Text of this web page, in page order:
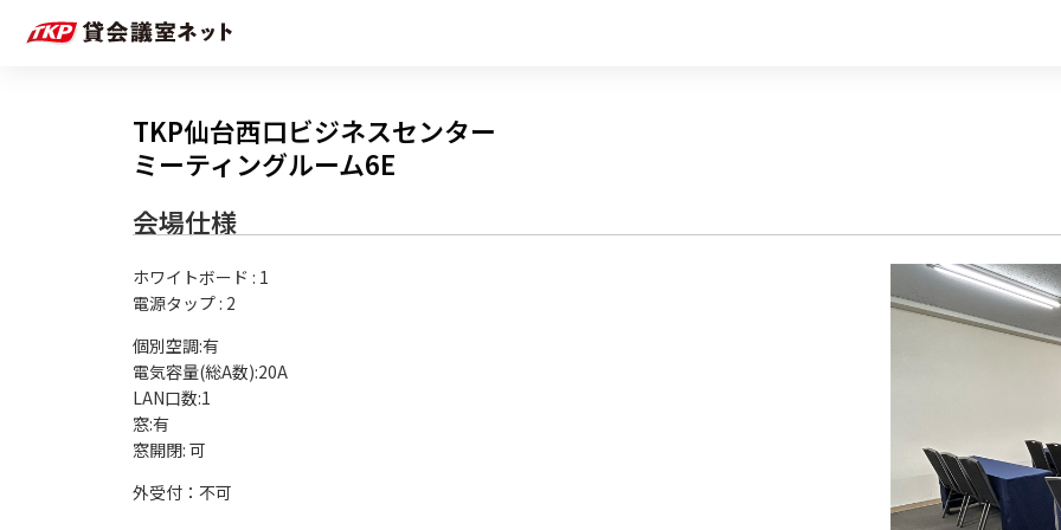
TKP仙台西口ビジネスセンター
ミーティングルーム6E
会場仕様
ホワイトボード : 1
電源タップ : 2
個別空調:有
電気容量(総A数):20A
LAN口数:1
窓:有
外受付：不可